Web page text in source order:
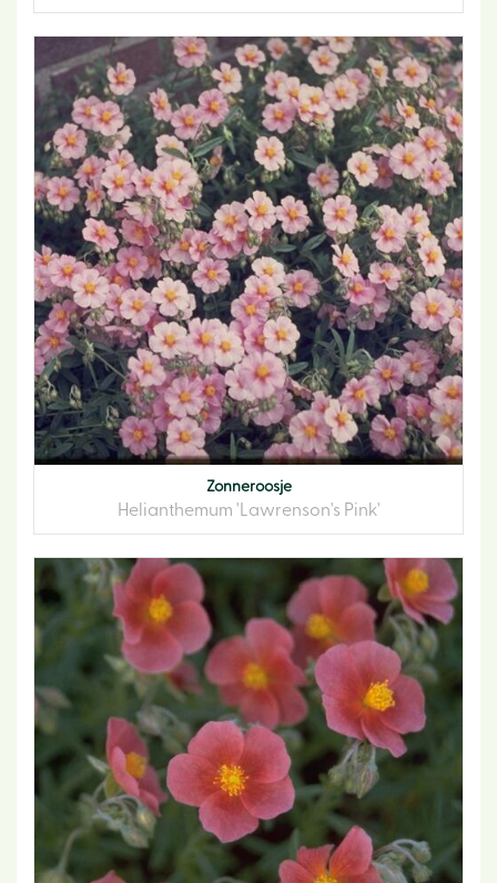
Zonneroosje
Helianthemum 'Lawrenson's Pink'